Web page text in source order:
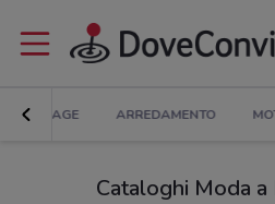
BRICOLAGE ARREDAMENTO
Cataloghi Moda a